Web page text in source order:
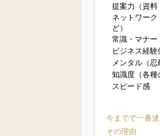
提案力（資料
ネットワー
ど）
常識・マナー
ビジネス経
メンタル（忍
知識度（各種
スピード感
今までで一番
その理由